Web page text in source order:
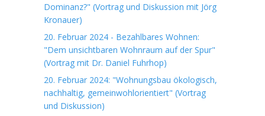
Dominanz?" (Vortrag und Diskussion mit Jörg
Kronauer)
20. Februar 2024 - Bezahlbares Wohnen:
"Dem unsichtbaren Wohnraum auf der Spur"
(Vortrag mit Dr. Daniel Fuhrhop)
20. Februar 2024: "Wohnungsbau ökologisch,
nachhaltig, gemeinwohlorientiert" (Vortrag
und Diskussion)